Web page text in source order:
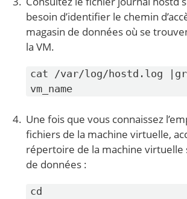
besoin d’identifier le chemin
magasin de données où se
la VM.
cat /var/log/hostd.log
vm_name
Une fois que vous connaissez
fichiers de la machine virtuelle,
répertoire de la machine virtuelle
de données :
cd